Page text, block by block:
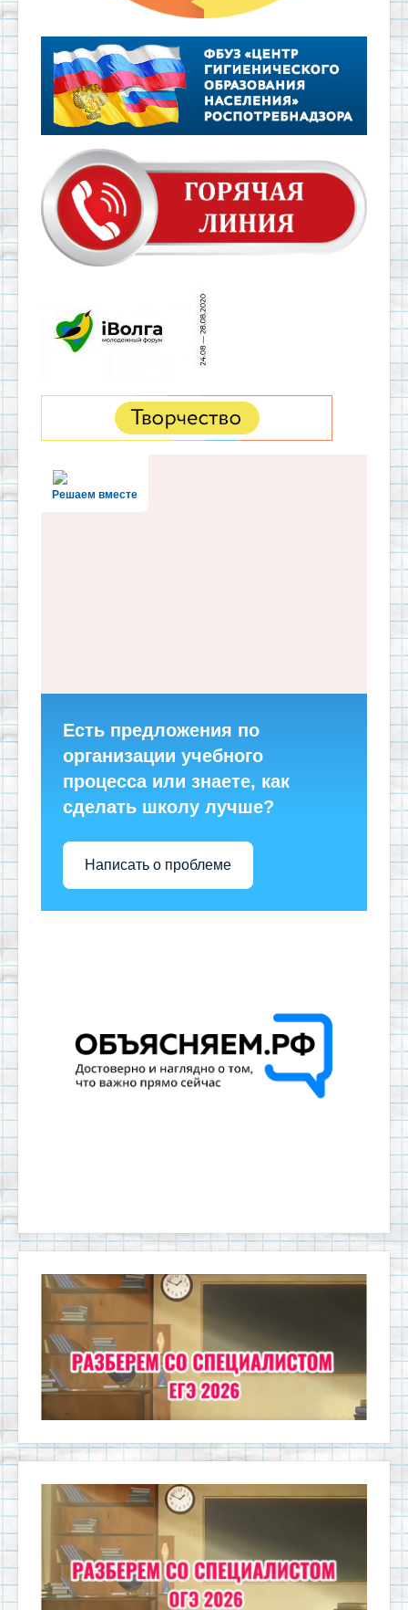
Решаем вместе
Есть предложения по
организации учебного
процесса или знаете, как
сделать школу лучше?
Написать о проблеме